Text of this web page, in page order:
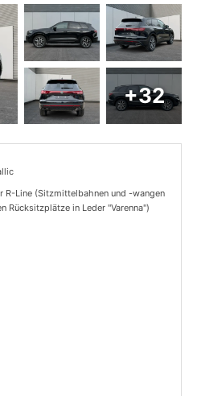
+32
R-Line (Sitzmittelbahnen und -wangen
Rücksitzplätze in Leder ''Varenna'')